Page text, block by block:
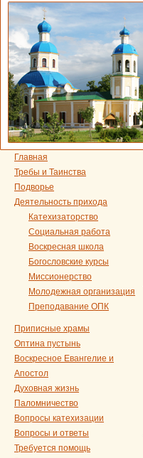
Главная
Требы и Таинства
Подворье
Деятельность прихода
Катехизаторство
Социальная работа
Воскресная школа
Богословские курсы
Миссионерство
Молодежная организация
Преподавание ОПК
Приписные храмы
Оптина пустынь
Воскресное Евангелие и
Апостол
Духовная жизнь
Паломничество
Вопросы катехизации
Вопросы и ответы
Требуется помощь